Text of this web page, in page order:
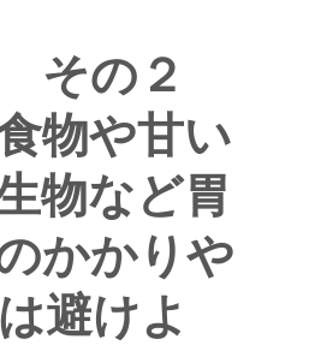
その２
物や甘い
物など胃
かかりや
避けよ